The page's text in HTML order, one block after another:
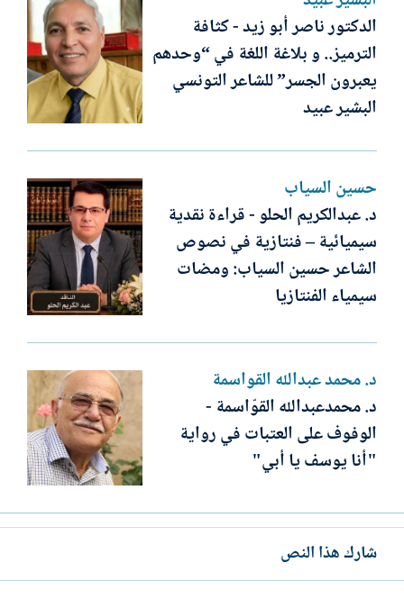
الدكتور ناصر أبو زيد - كثافة
الترميز.. و بلاغة اللغة في “وحدهم
يعبرون الجسر” للشاعر التونسي
البشير عبيد
حسين السياب
د. عبدالكريم الحلو - قراءة نقدية
سيميائية – فنتازية في نصوص
الشاعر حسين السياب: ومضات
سيمياء الفنتازيا
د. محمد عبدالله القواسمة
د. محمدعبدالله القوّاسمة -
الوفوف على العتبات في رواية
"أنا يوسف يا أبي"
شارك هذا النص